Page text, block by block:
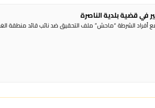
قضية بلدية الناصرة
أفراد الشرطة “ماحش” ملف التحقيق ضد نائب قائد منطقة